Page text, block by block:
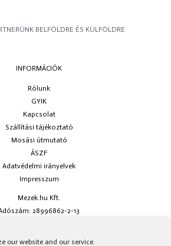
our website and our service.
BELFÖLDRE ÉS KÜLFÖLDRE
INFORMÁCIÓK
Rólunk
GYIK
Kapcsolat
Szállítási tájékoztató
Mosási útmutató
ÁSZF
Adatvédelmi irányelvek
Impresszum
Mezek.hu Kft.
28996862-2-13
social oldalainkon!